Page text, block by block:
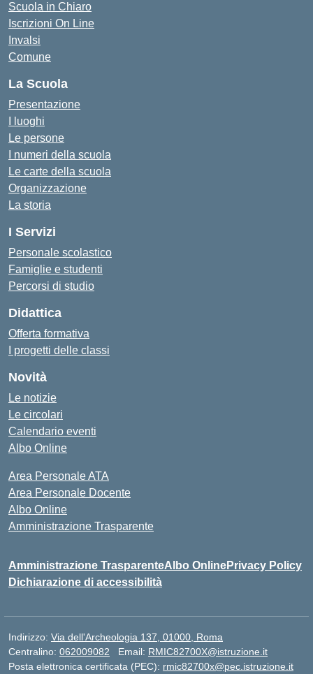
Scuola in Chiaro
Iscrizioni On Line
Invalsi
Comune
La Scuola
Presentazione
I luoghi
Le persone
I numeri della scuola
Le carte della scuola
Organizzazione
La storia
I Servizi
Personale scolastico
Famiglie e studenti
Percorsi di studio
Didattica
Offerta formativa
I progetti delle classi
Novità
Le notizie
Le circolari
Calendario eventi
Albo Online
Area Personale ATA
Area Personale Docente
Albo Online
Amministrazione Trasparente
Amministrazione TrasparenteAlbo OnlinePrivacy Policy
Dichiarazione di accessibilità
Indirizzo: Via dell'Archeologia 137, 01000, Roma
Centralino: 062009082 Email: RMIC82700X@istruzione.it
Posta elettronica certificata (PEC): rmic82700x@pec.istruzione.it